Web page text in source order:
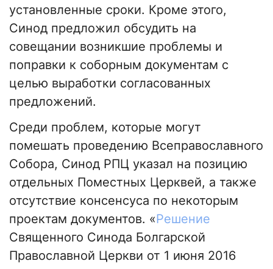
установленные сроки. Кроме этого,
Синод предложил обсудить на
совещании возникшие проблемы и
поправки к соборным документам с
целью выработки согласованных
предложений.
Среди проблем, которые могут
помешать проведению Всеправославного
Собора, Синод РПЦ указал на позицию
отдельных Поместных Церквей, а также
отсутствие консенсуса по некоторым
проектам документов. «Решение
Священного Синода Болгарской
Православной Церкви от 1 июня 2016